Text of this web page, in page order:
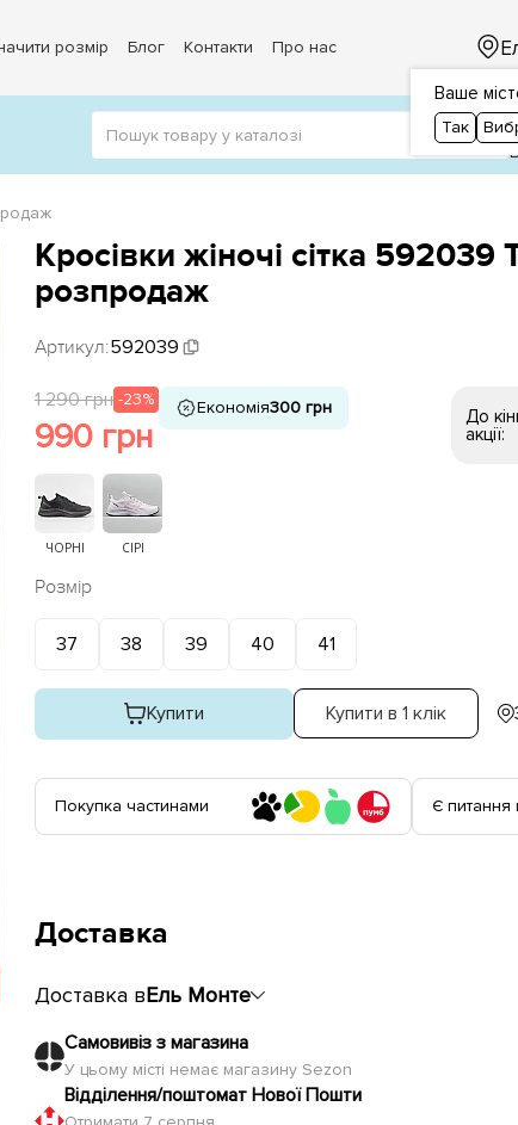
розмір Блог Контакти Про нас
Ваше
Так
Кросівки жіночі сітка 592039
розпродаж
Артикул:592039
1 290 грн -23%
990 грн
Економія300 грн
До
акції:
ЧОРНІ СІРІ
Розмір
37 38 39 40 41
Купити Купити в 1 клік
Покупка частинами Є питання
Доставка
Доставка вЕль Монте
Самовивіз з магазина
У цьому місті немає магазину Sezon
Відділення/поштомат Нової Пошти